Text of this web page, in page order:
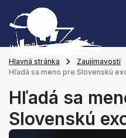
Hlavná stránka
Zaujímavosti
Hľadá sa meno pre Slovenskú
Hľadá sa
Slovenskú